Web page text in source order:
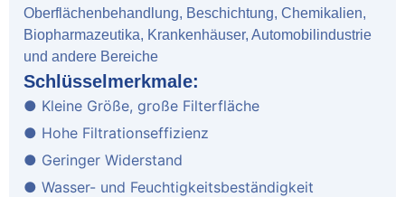
Oberflächenbehandlung, Beschichtung, Chemikalien,
Biopharmazeutika, Krankenhäuser, Automobilindustrie
und andere Bereiche
Schlüsselmerkmale:
● Kleine Größe, große Filterfläche
● Hohe Filtrationseffizienz
● Geringer Widerstand
● Wasser- und Feuchtigkeitsbeständigkeit